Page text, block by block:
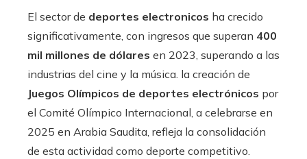
El sector de deportes electronicos ha crecido
significativamente, con ingresos que superan 400
mil millones de dólares en 2023, superando a las
industrias del cine y la música. la creación de
Juegos Olímpicos de deportes electrónicos por
el Comité Olímpico Internacional, a celebrarse en
2025 en Arabia Saudita, refleja la consolidación
de esta actividad como deporte competitivo.